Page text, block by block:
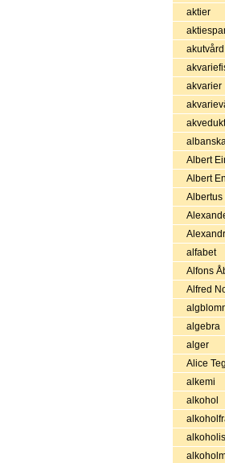
aktier
akutvård
akvarier
Albert
Albert
Albertus
alfabet
Alfons
Alfred
algebra
alger
Alice
alkemi
alkohol